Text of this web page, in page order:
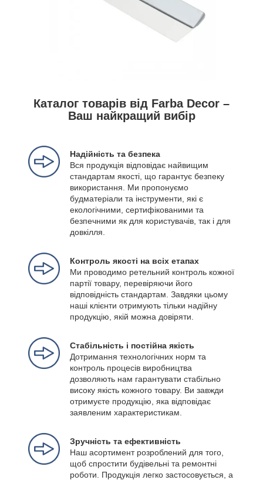
Каталог товарів від Farba Decor –
Ваш найкращий вибір
Надійність та безпека
Вся продукція відповідає найвищим
стандартам якості, що гарантує безпеку
використання. Ми пропонуємо
будматеріали та інструменти, які є
екологічними, сертифікованими та
безпечними як для користувачів, так і для
довкілля.
Контроль якості на всіх етапах
Ми проводимо ретельний контроль кожної
партії товару, перевіряючи його
відповідність стандартам. Завдяки цьому
наші клієнти отримують тільки надійну
продукцію, якій можна довіряти.
Стабільність і постійна якість
Дотримання технологічних норм та
контроль процесів виробництва
дозволяють нам гарантувати стабільно
високу якість кожного товару. Ви завжди
отримуєте продукцію, яка відповідає
заявленим характеристикам.
Зручність та ефективність
Наш асортимент розроблений для того,
щоб спростити будівельні та ремонтні
роботи. Продукція легко застосовується, а